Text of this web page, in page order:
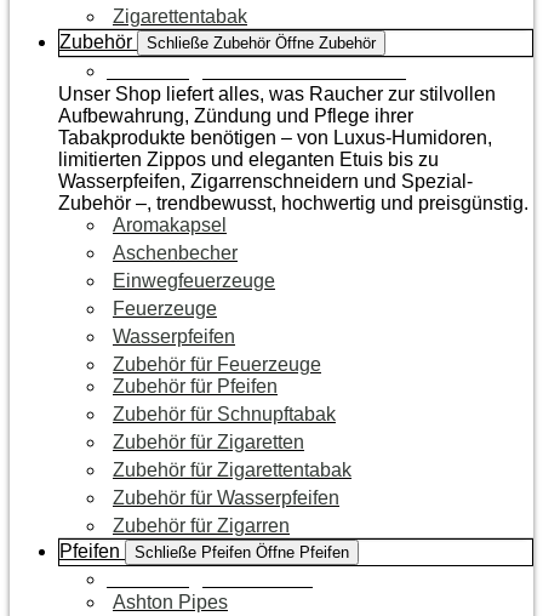
Zigarettentabak
Zubehör
Schließe Zubehör Öffne Zubehör
Unser Shop liefert alles, was Raucher zur stilvollen
Aufbewahrung, Zündung und Pflege ihrer
Tabakprodukte benötigen – von Luxus-Humidoren,
limitierten Zippos und eleganten Etuis bis zu
Wasserpfeifen, Zigarrenschneidern und Spezial-
Zubehör –, trendbewusst, hochwertig und preisgünstig.
Aromakapsel
Aschenbecher
Einwegfeuerzeuge
Feuerzeuge
Wasserpfeifen
Zubehör für Feuerzeuge
Zubehör für Pfeifen
Zubehör für Schnupftabak
Zubehör für Zigaretten
Zubehör für Zigarettentabak
Zubehör für Wasserpfeifen
Zubehör für Zigarren
Pfeifen
Schließe Pfeifen Öffne Pfeifen
Ashton Pipes